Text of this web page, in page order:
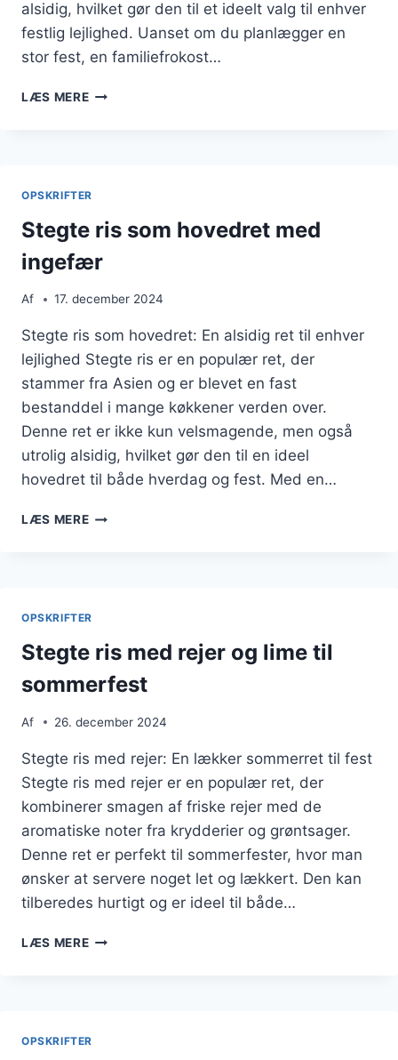
alsidig, hvilket gør den til et ideelt valg til enhver
festlig lejlighed. Uanset om du planlægger en
stor fest, en familiefrokost…
LÆS MERESTEGTE
OPSKRIFTER
Stegte ris som hovedret med
ingefær
Af 17. december 2024
Stegte ris som hovedret: En alsidig ret til enhver
lejlighed Stegte ris er en populær ret, der
stammer fra Asien og er blevet en fast
bestanddel i mange køkkener verden over.
Denne ret er ikke kun velsmagende, men også
utrolig alsidig, hvilket gør den til en ideel
hovedret til både hverdag og fest. Med en…
LÆS MERESTEGTE
OPSKRIFTER
Stegte ris med rejer og lime til
sommerfest
Af 26. december 2024
Stegte ris med rejer: En lækker sommerret til fest
Stegte ris med rejer er en populær ret, der
kombinerer smagen af friske rejer med de
aromatiske noter fra krydderier og grøntsager.
Denne ret er perfekt til sommerfester, hvor man
ønsker at servere noget let og lækkert. Den kan
tilberedes hurtigt og er ideel til både…
LÆS MERESTEGTE
OPSKRIFTER